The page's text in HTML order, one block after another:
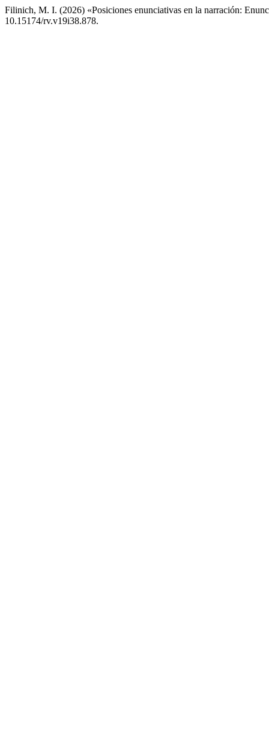
Filinich, M. I. (2026) «Posiciones enunciativas en la narración:
10.15174/rv.v19i38.878.